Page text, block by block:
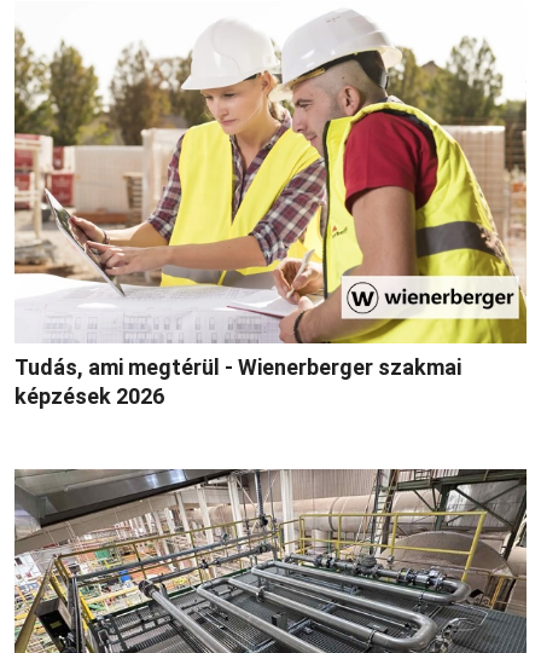
Tudás, ami megtérül - Wienerberger szakmai
képzések 2026